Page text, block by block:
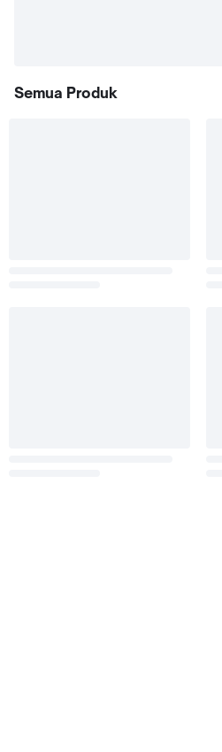
Semua Produk